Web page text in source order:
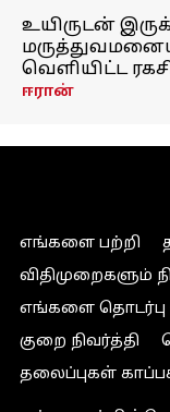
உயிருடன்
வெளியிட்ட
ஈரான்
எங்களை பற்றி
விதிமுறைகளும்
எங்களை
குறை நிவர்த்தி
தலைப்புகள்